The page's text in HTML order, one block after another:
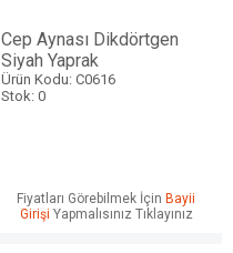
Cep Aynası Dikdörtgen
Siyah Yaprak
Ürün Kodu: C0616
Stok: 0
Fiyatları Görebilmek İçin Bayii
Girişi Yapmalısınız Tıklayınız